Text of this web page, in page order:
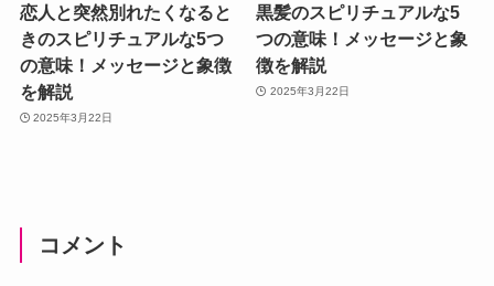
恋人と突然別れたくなると
きのスピリチュアルな5つ
の意味！メッセージと象徴
を解説
2025年3月22日
黒髪のスピリチュアルな5
つの意味！メッセージと象
徴を解説
2025年3月22日
コメント